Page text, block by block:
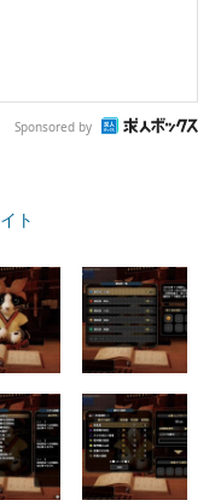
Sponsored by
ト